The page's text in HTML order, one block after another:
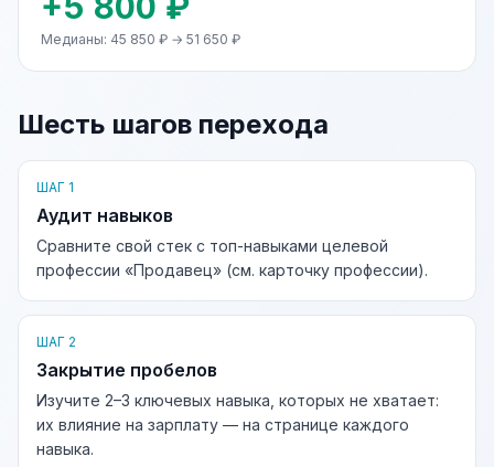
Медианы: 45 850 ₽ → 51 650 ₽
Шесть шагов перехода
ШАГ 1
Аудит навыков
Сравните свой стек с топ-навыками целевой
профессии «Продавец» (см. карточку профессии).
ШАГ 2
Закрытие пробелов
Изучите 2–3 ключевых навыка, которых не хватает:
их влияние на зарплату — на странице каждого
навыка.